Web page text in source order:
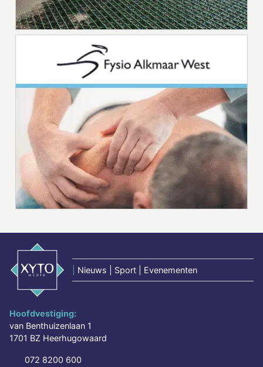
Nieuws | Sport | Evenementen
Hoofdvestiging:
van Benthuizenlaan 1
1701 BZ Heerhugowaard
072 8200 600